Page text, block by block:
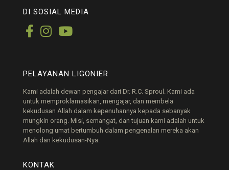
DI SOSIAL MEDIA
PELAYANAN LIGONIER
Kami adalah dewan pengajar dari Dr. R.C. Sproul. Kami ada
untuk memproklamasikan, mengajar, dan membela
kekudusan Allah dalam kepenuhannya kepada sebanyak
mungkin orang. Misi, semangat, dan tujuan kami adalah untuk
menolong umat bertumbuh dalam pengenalan mereka akan
Allah dan kekudusan-Nya.
KONTAK